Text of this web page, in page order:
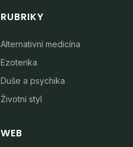
RUBRIKY
Alternativní medicína
Ezoterika
Duše a psychika
Životní styl
WEB